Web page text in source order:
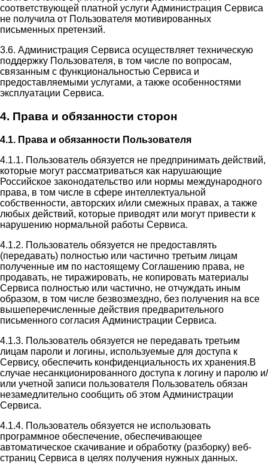
соответствующей платной услуги Администрация Сервиса
не получила от Пользователя мотивированных
письменных претензий.
3.6. Администрация Сервиса осуществляет техническую
поддержку Пользователя, в том числе по вопросам,
связанным с функциональностью Сервиса и
предоставляемыми услугами, а также особенностями
эксплуатации Сервиса.
4. Права и обязанности сторон
4.1. Права и обязанности Пользователя
4.1.1. Пользователь обязуется не предпринимать действий,
которые могут рассматриваться как нарушающие
Российское законодательство или нормы международного
права, в том числе в сфере интеллектуальной
собственности, авторских и/или смежных правах, а также
любых действий, которые приводят или могут привести к
нарушению нормальной работы Сервиса.
4.1.2. Пользователь обязуется не предоставлять
(передавать) полностью или частично третьим лицам
полученные им по настоящему Соглашению права, не
продавать, не тиражировать, не копировать материалы
Сервиса полностью или частично, не отчуждать иным
образом, в том числе безвозмездно, без получения на все
вышеперечисленные действия предварительного
письменного согласия Администрации Сервиса.
4.1.3. Пользователь обязуется не передавать третьим
лицам пароли и логины, используемые для доступа к
Сервису, обеспечить конфиденциальность их хранения.В
случае несанкционированного доступа к логину и паролю и/
или учетной записи пользователя Пользователь обязан
незамедлительно сообщить об этом Администрации
Сервиса.
4.1.4. Пользователь обязуется не использовать
программное обеспечение, обеспечивающее
автоматическое скачивание и обработку (разборку) веб-
страниц Сервиса в целях получения нужных данных.